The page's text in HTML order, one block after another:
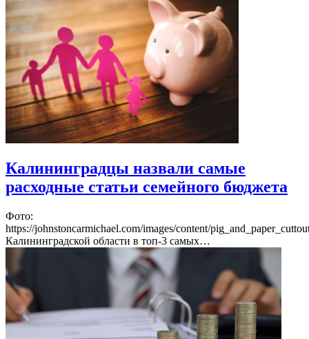
Калининградцы назвали самые
расходные статьи семейного бюджета
Фото:
https://johnstoncarmichael.com/images/content/
Калининградской области в топ-3 самых…